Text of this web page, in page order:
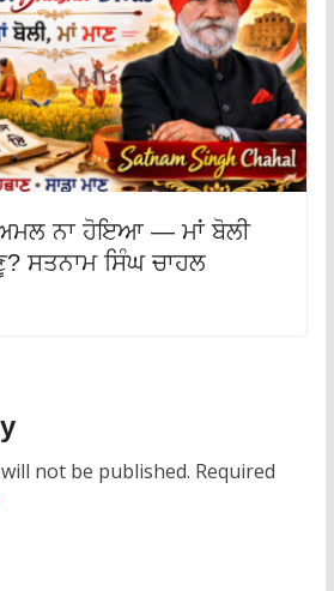
ਨਾ ਹੋਇਆ — ਮਾਂ ਬੋਲੀ
ਸਤਨਾਮ ਸਿੰਘ ਚਾਹਲ
not be published. Required